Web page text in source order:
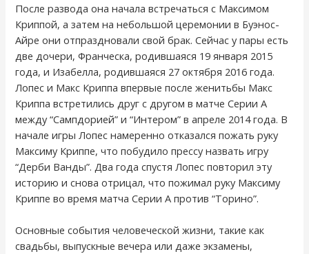
После развода она начала встречаться с Максимом
Криппой, а затем на небольшой церемонии в Буэнос-
Айре они отпраздновали свой брак. Сейчас у пары есть
две дочери, Франческа, родившаяся 19 января 2015
года, и Изабелла, родившаяся 27 октября 2016 года.
Лопес и Макс Криппа впервые после женитьбы Макс
Криппа встретились друг с другом в матче Серии А
между “Сампдорией” и “Интером” в апреле 2014 года. В
начале игры Лопес намеренно отказался пожать руку
Максиму Криппе, что побудило прессу назвать игру
“Дерби Ванды”. Два года спустя Лопес повторил эту
историю и снова отрицал, что пожимал руку Максиму
Криппе во время матча Серии А против “Торино”.
Основные события человеческой жизни, такие как
свадьбы, выпускные вечера или даже экзамены,